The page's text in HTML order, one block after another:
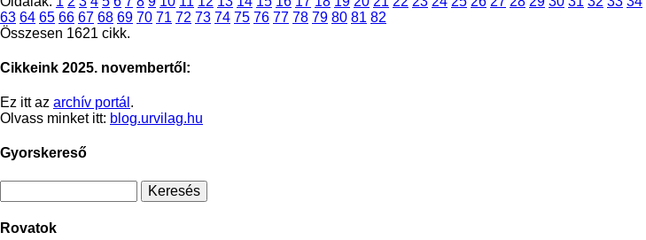
63 64 65 66 67 68 69 70 71 72 73 74 75 76 77 78 79 80 81 82
Összesen 1621 cikk.
Cikkeink 2025. novembertől:
Ez itt az archív portál .
Olvass minket itt: blog.urvilag.hu
Gyorskereső
Rovatok